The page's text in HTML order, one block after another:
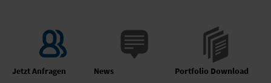
Jetzt Anfragen News Portfolio Download